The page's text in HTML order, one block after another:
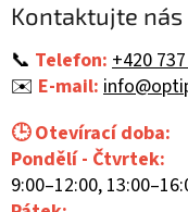
Kontaktujte nás
📞 Telefon: +420
✉️ E-mail:
🕒 Otevírací doba:
Pondělí - Čtvrtek:
9:00–12:00,